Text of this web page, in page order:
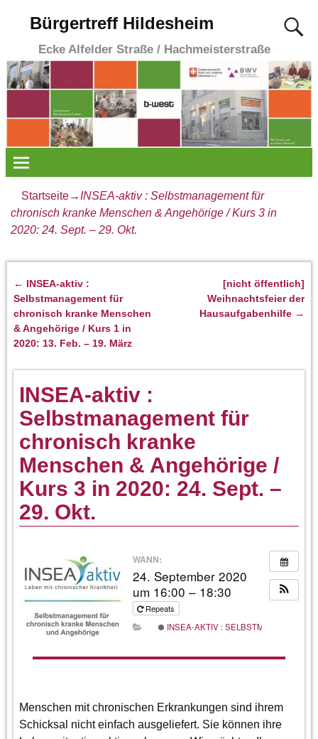
Bürgertreff Hildesheim
Ecke Alfelder Straße / Hachmeisterstraße
Startseite→ INSEA-aktiv : Selbstmanagement für
chronisch kranke Menschen & Angehörige / Kurs 3 in
2020: 24. Sept. – 29. Okt.
Artikelnavigation
← INSEA-aktiv :
Selbstmanagement für
chronisch kranke Menschen
& Angehörige / Kurs 1 in
2020: 13. Feb. – 19. März
[nicht öffentlich]
Weihnachtsfeier der
Hausaufgabenhilfe →
INSEA-aktiv :
Selbstmanagement für
chronisch kranke
Menschen & Angehörige /
Kurs 3 in 2020: 24. Sept. –
29. Okt.
WANN:
24. September 2020
um 16:00 – 18:30
Repeats
INSEA-AKTIV :
Menschen mit chronischen Erkrankungen sind ihrem
Schicksal nicht einfach ausgeliefert. Sie können ihre